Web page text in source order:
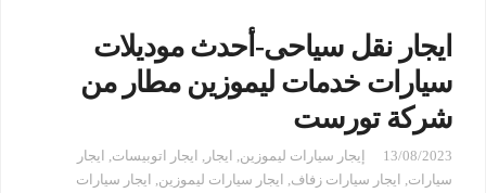
ايجار نقل سياحى-أحدث موديلات
سيارات خدمات ليموزين مطار من
شركة تورست
13/08/2023 إيجار سيارات ليموزين, ايجار , ايجار اتوبيسات, ايجار
سيارات, ايجار سيارات زفاف, ايجار سيارات ليموزين, ايجار سيارات